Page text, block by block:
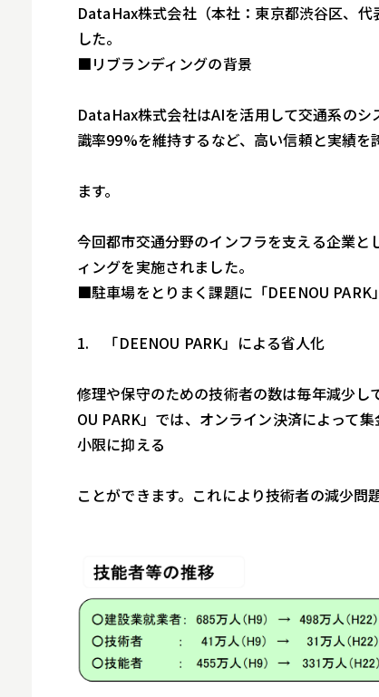
ドローン
IoT
デジタルサイネ
SaaS
おすすめ
スマホ
DataHax株式会社（本社：東京都渋谷区、
した。
■リブランディングの背景
DataHax株式会社はAIを活用して交通系の
識率99%を維持するなど、高い信頼と実績を
ます。
今回都市交通分野のインフラを支える企業
ィングを実施されました。
■駐車場をとりまく課題に「DEENOU PARK
1. 「DEENOU PARK」による省人化
修理や保守のための技術者の数は毎年減少
OU PARK」では、オンライン決済によって
小限に抑える
ことができます。これにより技術者の減少問